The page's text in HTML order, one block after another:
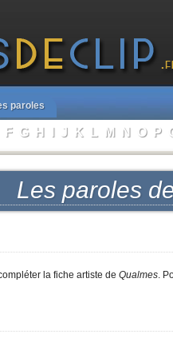
paroles
F G H I J K L M N O P
Les paroles
la fiche artiste de Qualmes.